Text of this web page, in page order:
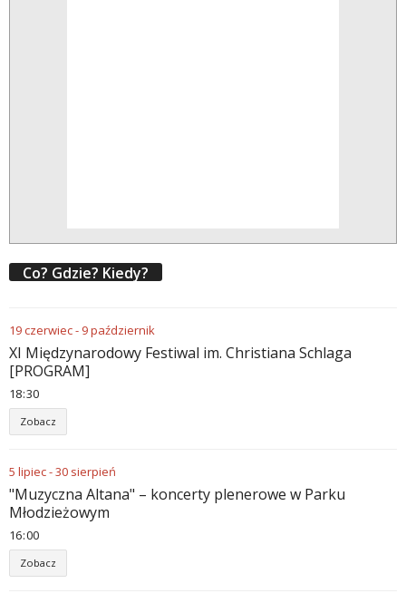
Co? Gdzie? Kiedy?
19czerwiec- 9październik
XI Międzynarodowy Festiwal im. Christiana Schlaga
[PROGRAM]
18:30
Zobacz
5 lipiec-30 sierpień
"Muzyczna Altana" – koncerty plenerowe w Parku
Młodzieżowym
16:00
Zobacz